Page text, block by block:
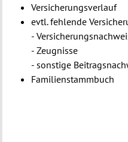
Versicherungsverlauf
evtl. fehlende
-
- Zeugnisse
- sonstige
Familienstammbuch